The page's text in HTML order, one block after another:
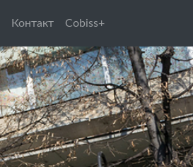
Контакт Cobiss+